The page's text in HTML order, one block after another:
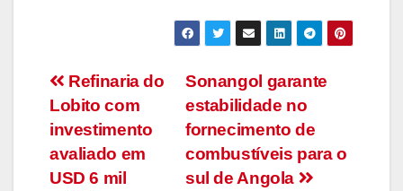
Navegação
de
artigos
Sonangol garante
estabilidade no
fornecimento de
combustíveis para o
sul de Angola
Refinaria do
Lobito com
investimento
avaliado em
USD 6 mil